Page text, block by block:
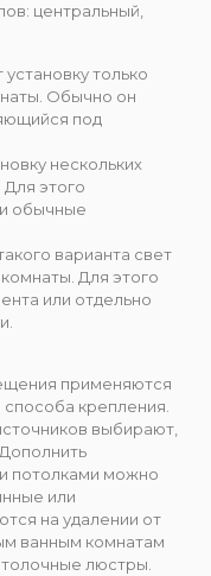
центральный,
только
Обычно он
под
нескольких
этого
обычные
варианта свет
Для этого
или отдельно
применяются
крепления.
выбирают,
потолками можно
или
на удалении от
ванным комнатам
люстры.